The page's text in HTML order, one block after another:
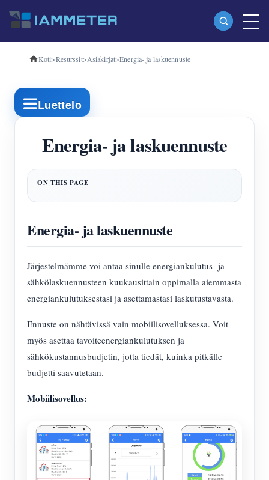
Tuotteet
Yksivaiheinen Wi-Fi-energiamittari (WEM3080)
Kolmivaiheinen Wi-Fi-energiamittari (WEM3080T)
Kolmivaiheinen Wi-Fi-energiamittari (WEM3046T)
Kolmivaiheinen Wi-Fi-energiamittari (WEM3050T)
WiFi-virranohjain
IAMMETER Cloud Pro
Itsepalvelupalvelu
EV laturi
Virtuaalimittari
Energian ennuste- ja simulointijärjestelmä
Sovellukset
Aurinkosähköjärjestelmän energianäyttö
Kodin automatisointi
Tehdasenergian valvonta
Store
Resurssit
Asiakirja
Opetusvideo
Yhteisö
Kehittäjä
Tutkia
Ottaa yhteyttä
Koti>Resurssit>Asiakirjat>Energia- ja laskuennuste
Luettelo
Energia- ja laskuennuste
Energia- ja laskuennuste
Järjestelmämme voi antaa sinulle energiankulutus- ja
sähkölaskuennusteen kuukausittain oppimalla aiemmasta
energiankulutuksestasi ja asettamastasi laskutustavasta.
Ennuste on nähtävissä vain mobiilisovelluksessa. Voit
myös asettaa tavoiteenergiankulutuksen ja
sähkökustannusbudjetin, jotta tiedät, kuinka pitkälle
budjetti saavutetaan.
Mobiilisovellus: